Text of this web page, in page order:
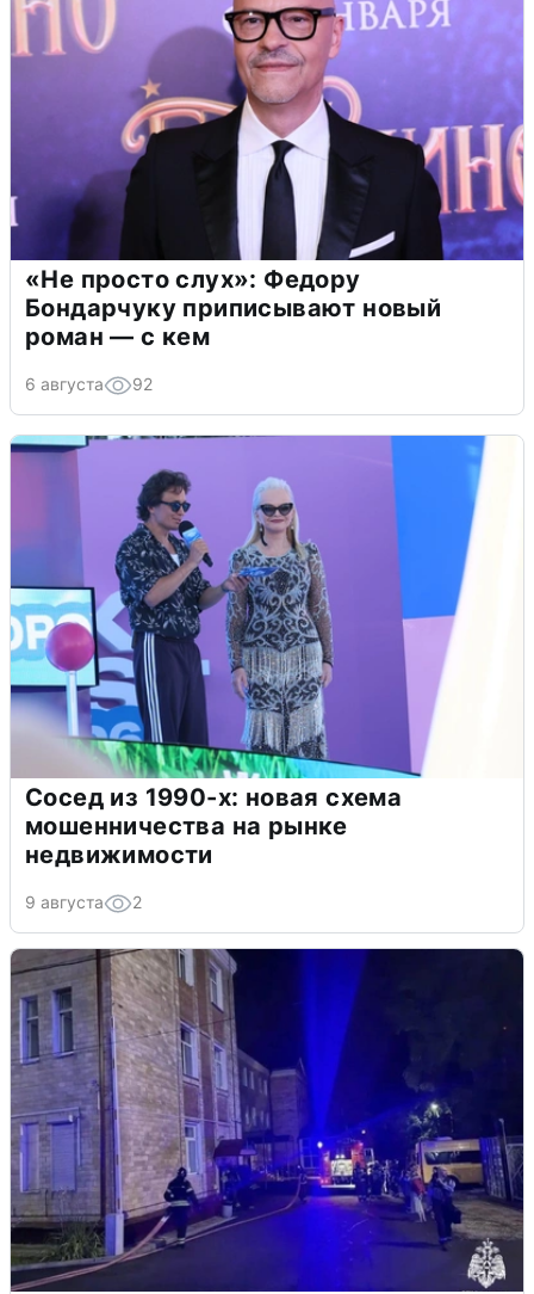
«Не просто слух»: Федору
Бондарчуку приписывают новый
роман — с кем
6 августа 92
Сосед из 1990-х: новая схема
мошенничества на рынке
недвижимости
9 августа 2